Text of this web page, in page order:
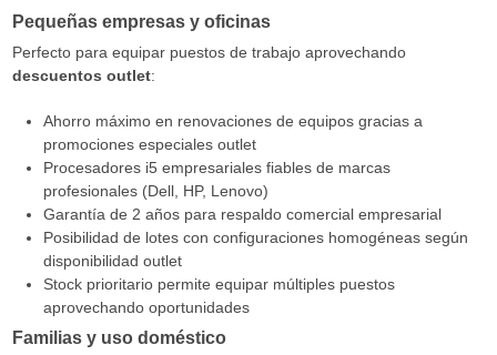
Pequeñas empresas y oficinas
Perfecto para equipar puestos de trabajo aprovechando
descuentos outlet:
Ahorro máximo en renovaciones de equipos gracias a
promociones especiales outlet
Procesadores i5 empresariales fiables de marcas
profesionales (Dell, HP, Lenovo)
Garantía de 2 años para respaldo comercial empresarial
Posibilidad de lotes con configuraciones homogéneas según
disponibilidad outlet
Stock prioritario permite equipar múltiples puestos
aprovechando oportunidades
Familias y uso doméstico